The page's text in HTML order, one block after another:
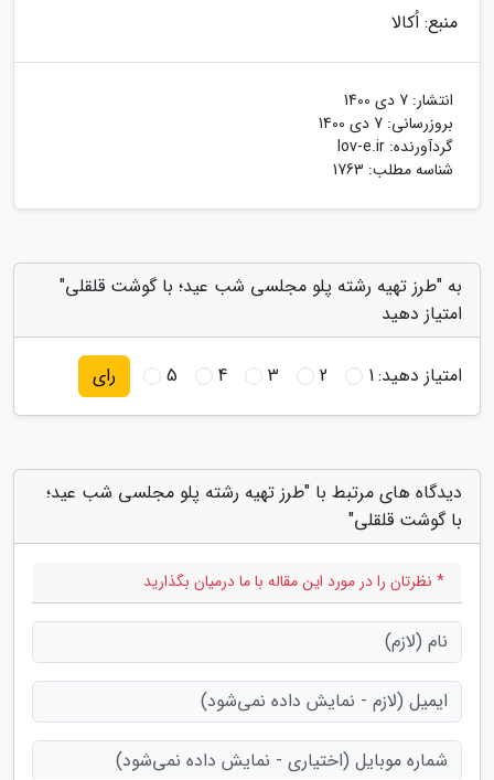
منبع: اُکالا
انتشار: 7 دی 1400
بروزرسانی: 7 دی 1400
گردآورنده: lov-e.ir
شناسه مطلب: 1763
به "طرز تهیه رشته پلو مجلسی شب عید؛ با گوشت قلقلی"
امتیاز دهید
امتیاز دهید:1
2
3
4
5 رای
دیدگاه های مرتبط با "طرز تهیه رشته پلو مجلسی شب عید؛
با گوشت قلقلی"
* نظرتان را در مورد این مقاله با ما درمیان بگذارید